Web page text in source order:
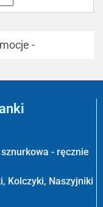
-
- ręcznie
Kolczyki, Naszyjniki